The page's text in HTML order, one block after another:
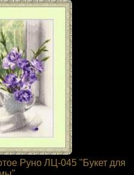
Руно ЛЦ-045 "Букет для